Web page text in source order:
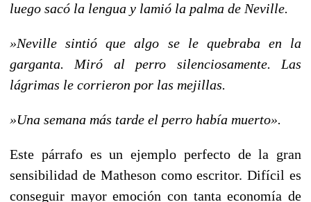
luego sacó la lengua y lamió la palma de Neville.
»Neville sintió que algo se le quebraba en la
garganta. Miró al perro silenciosamente. Las
lágrimas le corrieron por las mejillas.
»Una semana más tarde el perro había muerto».
Este párrafo es un ejemplo perfecto de la gran
sensibilidad de Matheson como escritor. Difícil es
conseguir mayor emoción con tanta economía de